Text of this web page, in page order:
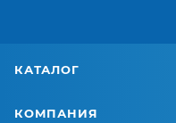
КАТАЛОГ
КОМПАНИЯ